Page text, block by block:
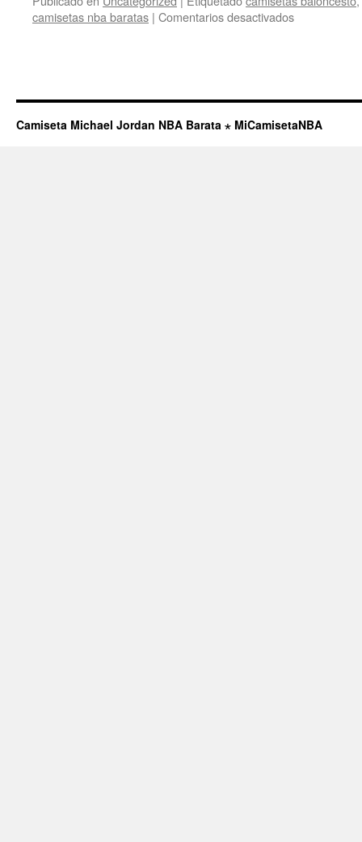
camisetas nba baratas | Comentarios desactivadosen
De
Domingo,
Camiseta Michael Jordan NBA Barata ⋆ MiCamisetaNBA